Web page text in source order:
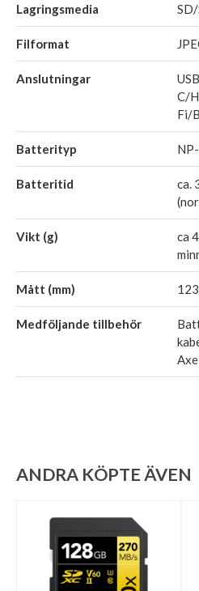
Lagringsmedia
Filformat
Anslutningar
C/
Fi/
Batterityp
Batteritid
ca.
Vikt (g)
ca
Mått (mm)
Medföljande tillbehör
ANDRA KÖPTE ÄVEN